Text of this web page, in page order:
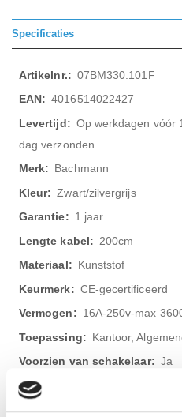
Specificaties
Meer
informatie
07BM330.101F
4016514022427
Op werkdagen vóór
dag verzonden.
Bachmann
Zwart/zilvergrijs
1 jaar
200cm
Kunststof
CE-gecertificeerd
16A-250v-max
Kantoor,
Ja
Type-E